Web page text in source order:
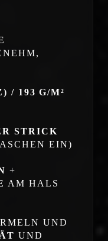
/ 193 G/M²
STRICK
EIN)
+
AM HALS
UND
UND